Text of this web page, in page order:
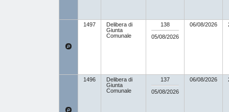
1497
Delibera di
Giunta
Comunale
138
05/08/2026
06/08/2026
1496
Delibera di
Giunta
Comunale
137
05/08/2026
06/08/2026